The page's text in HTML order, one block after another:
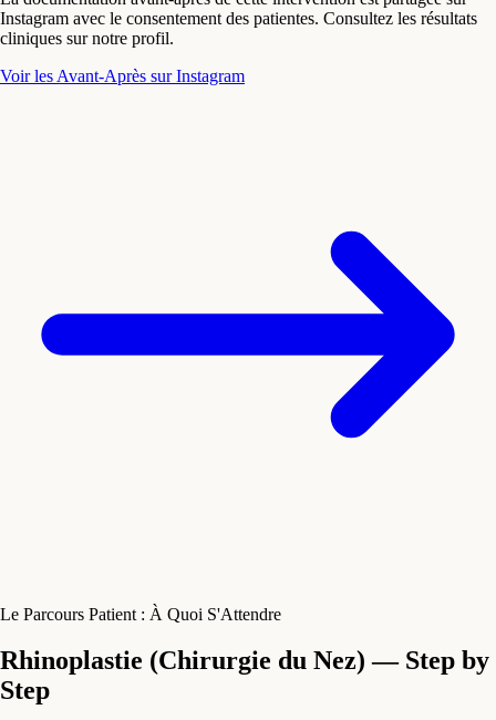
Instagram avec le consentement des patientes. Consultez les résultats
cliniques sur notre profil.
Voir les Avant-Après sur Instagram
Le Parcours Patient : À Quoi S'Attendre
Rhinoplastie (Chirurgie du Nez) — Step by
Step